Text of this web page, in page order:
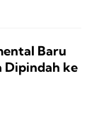
Baru
Dipindah ke